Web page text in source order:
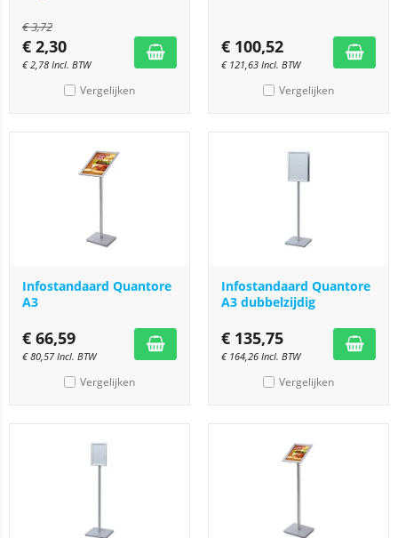
€3,72
€ 2,30
€2,78 Incl. BTW
Vergelijken
€ 100,52
€ 121,63 Incl. BTW
Vergelijken
Infostandaard Quantore
A3
€ 66,59
€80,57 Incl. BTW
Vergelijken
Infostandaard Quantore
A3 dubbelzijdig
€ 135,75
€ 164,26 Incl. BTW
Vergelijken